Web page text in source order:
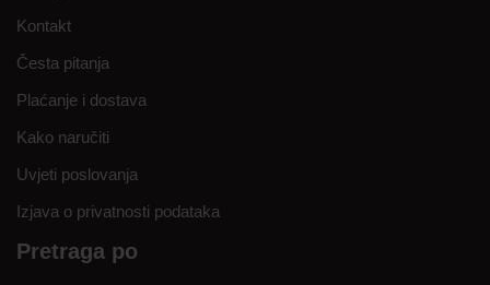
Kontakt
Česta pitanja
Plaćanje i dostava
Kako naručiti
Uvjeti poslovanja
Izjava o privatnosti podataka
Pretraga po